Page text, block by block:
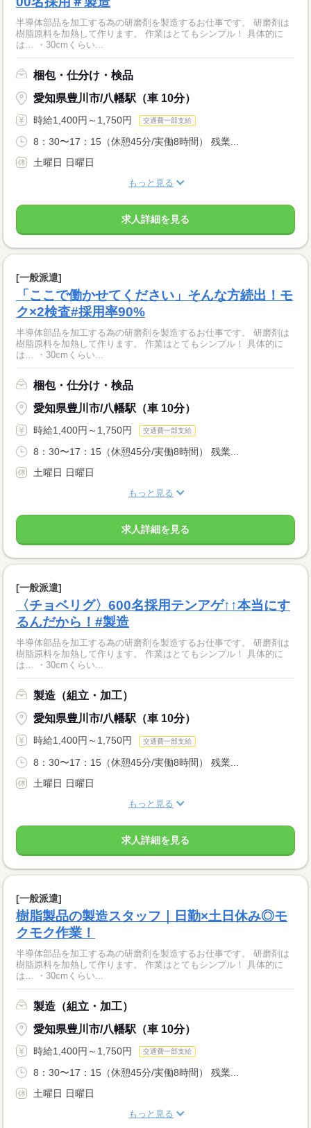
半導体部品を加工する為の研磨剤を製造するお仕事です。 研磨剤は
樹脂原料を加熱して作ります。 作業はとてもシンプル！ 具体的に
は… ・30cmくらい...
梱包・仕分け・検品
愛知県豊川市/八幡駅（車 10分）
時給1,400円～1,750円 交通費一部支給
8：30〜17：15（休憩45分/実働8時間） 残業...
土曜日 日曜日
もっと見る
求人詳細を見る
[一般派遣]
「ここで働かせてください」そんな方続出！モ
ク×2検査#採用率90%
半導体部品を加工する為の研磨剤を製造するお仕事です。 研磨剤は
樹脂原料を加熱して作ります。 作業はとてもシンプル！ 具体的に
は… ・30cmくらい...
梱包・仕分け・検品
愛知県豊川市/八幡駅（車 10分）
時給1,400円～1,750円 交通費一部支給
8：30〜17：15（休憩45分/実働8時間） 残業...
土曜日 日曜日
もっと見る
求人詳細を見る
[一般派遣]
〈チョベリグ〉600名採用テンアゲ↑↑本当にす
るんだから！#製造
半導体部品を加工する為の研磨剤を製造するお仕事です。 研磨剤は
樹脂原料を加熱して作ります。 作業はとてもシンプル！ 具体的に
は… ・30cmくらい...
製造（組立・加工）
愛知県豊川市/八幡駅（車 10分）
時給1,400円～1,750円 交通費一部支給
8：30〜17：15（休憩45分/実働8時間） 残業...
土曜日 日曜日
もっと見る
求人詳細を見る
[一般派遣]
樹脂製品の製造スタッフ｜日勤×土日休み◎モ
クモク作業！
半導体部品を加工する為の研磨剤を製造するお仕事です。 研磨剤は
樹脂原料を加熱して作ります。 作業はとてもシンプル！ 具体的に
は… ・30cmくらい...
製造（組立・加工）
愛知県豊川市/八幡駅（車 10分）
時給1,400円～1,750円 交通費一部支給
8：30〜17：15（休憩45分/実働8時間） 残業...
土曜日 日曜日
もっと見る